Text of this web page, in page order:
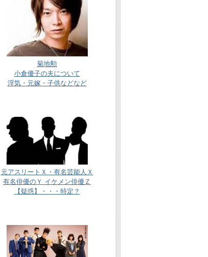
菊地勲
小倉優子の夫について
浮気・元嫁・子供などなど
元アスリートＸ・有名芸能人Ｘ
有名俳優のＹ イケメン俳優Ｚ
【疑惑】・・・特定？